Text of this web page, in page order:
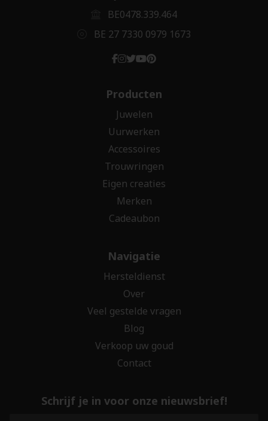
BE0478.339.464
BE 27 7330 0979 1673
Producten
Juwelen
Uurwerken
Accessoires
Trouwringen
Eigen creaties
Merken
Cadeaubon
Navigatie
Hersteldienst
Over
Veel gestelde vragen
Blog
Verkoop uw goud
Contact
Schrijf je in voor onze nieuwsbrief!